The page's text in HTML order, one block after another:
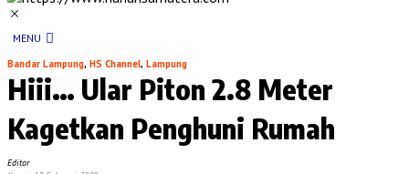
MENU
Bandar Lampung, HS Channel, Lampung
Hiii… Ular Piton 2.8 Meter
Kagetkan Penghuni Rumah
Editor